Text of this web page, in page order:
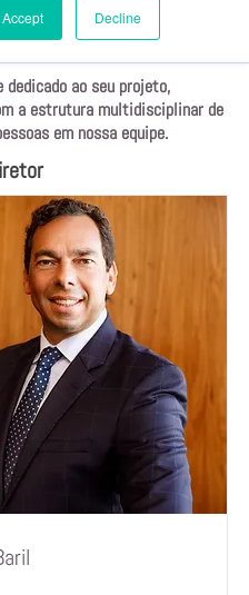
Accept Decline
projeto de sucesso existe um
qualificado.
dedicado ao seu projeto,
a estrutura multidisciplinar de
em nossa equipe.